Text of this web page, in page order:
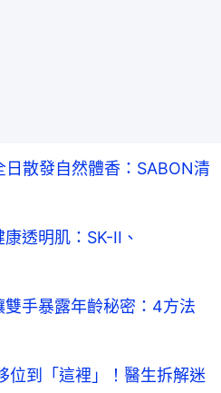
散發自然體香：SABON清
透明肌：SK-II、
手暴露年齡秘密：4方法
位到「這裡」！醫生拆解迷